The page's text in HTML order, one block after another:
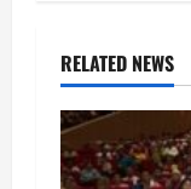
i
g
a
RELATED NEWS